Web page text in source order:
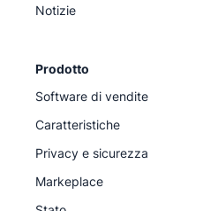
Notizie
Prodotto
Software di vendite
Caratteristiche
Privacy e sicurezza
Markeplace